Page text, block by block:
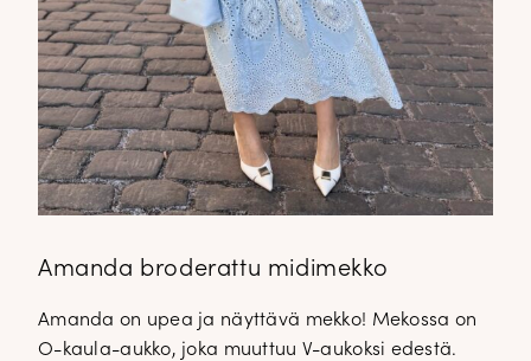
Amanda broderattu midimekko
Amanda on upea ja näyttävä mekko! Mekossa on
O-kaula-aukko, joka muuttuu V-aukoksi edestä.